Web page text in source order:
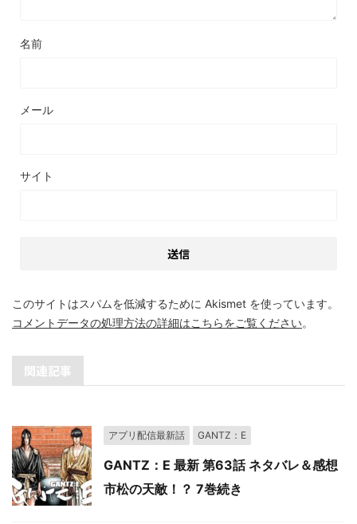
名前
メール
サイト
このサイトはスパムを低減するために Akismet を使っています。
コメントデータの処理方法の詳細はこちらをご覧ください。
関連記事
アプリ配信最新話 GANTZ：E
GANTZ：E 最新 第63話 ネタバレ＆感想
市松の天敵！？ 7巻続き